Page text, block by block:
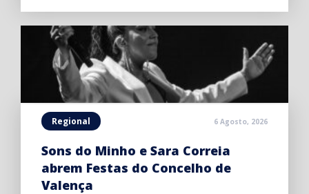
Regional 6 Agosto, 2026
Sons do Minho e Sara Correia
abrem Festas do Concelho de
Valença